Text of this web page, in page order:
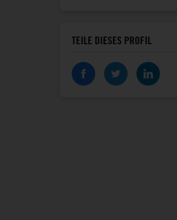
TEILE DIESES PROFIL